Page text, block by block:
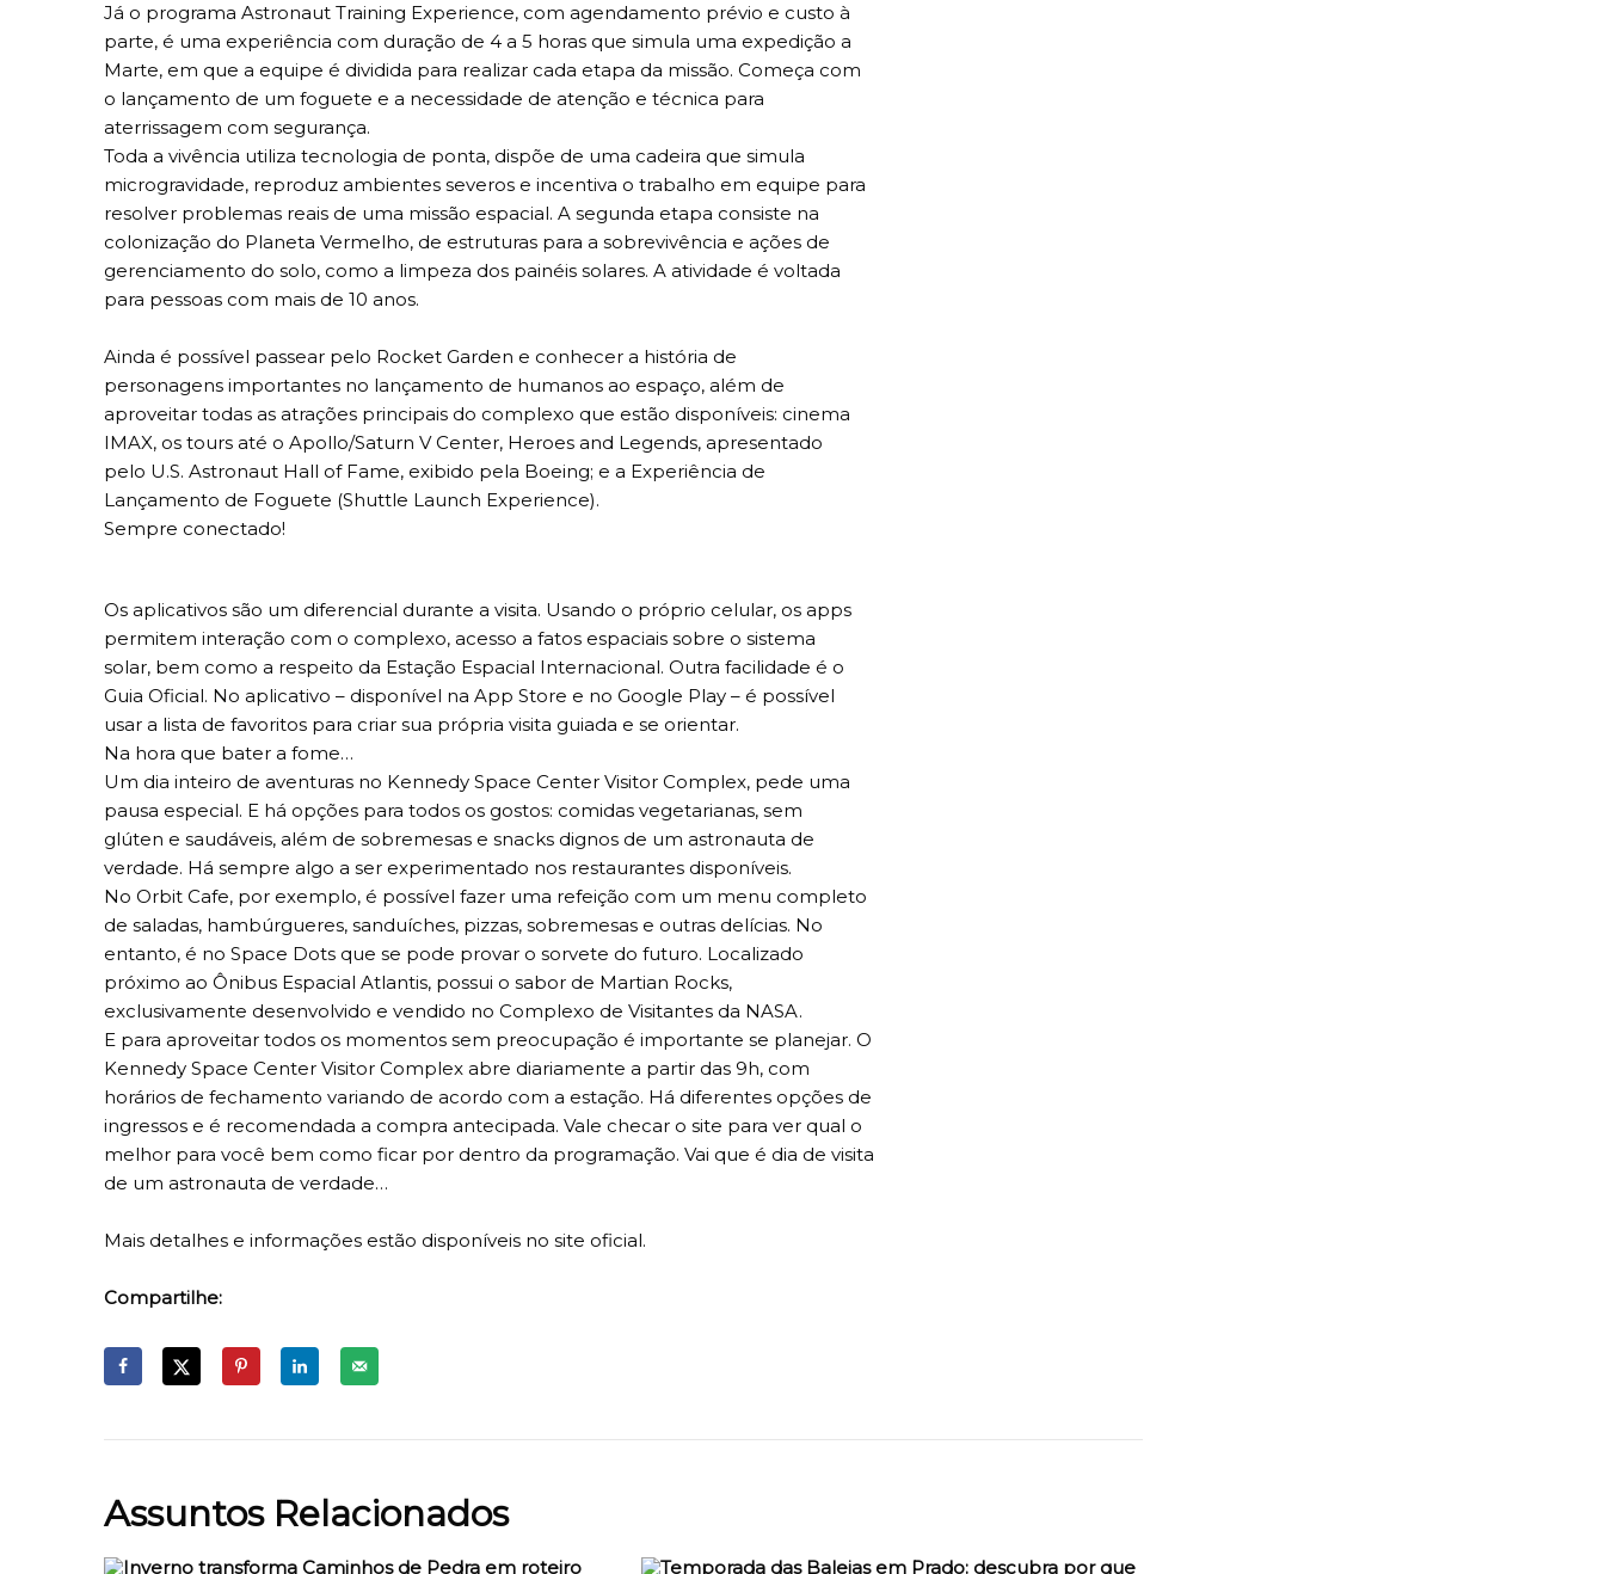
Já o programa Astronaut Training Experience, com agendamento prévio e custo à
parte, é uma experiência com duração de 4 a 5 horas que simula uma expedição a
Marte, em que a equipe é dividida para realizar cada etapa da missão. Começa com
o lançamento de um foguete e a necessidade de atenção e técnica para
aterrissagem com segurança.
Toda a vivência utiliza tecnologia de ponta, dispõe de uma cadeira que simula
microgravidade, reproduz ambientes severos e incentiva o trabalho em equipe para
resolver problemas reais de uma missão espacial. A segunda etapa consiste na
colonização do Planeta Vermelho, de estruturas para a sobrevivência e ações de
gerenciamento do solo, como a limpeza dos painéis solares. A atividade é voltada
para pessoas com mais de 10 anos.
Ainda é possível passear pelo Rocket Garden e conhecer a história de
personagens importantes no lançamento de humanos ao espaço, além de
aproveitar todas as atrações principais do complexo que estão disponíveis: cinema
IMAX, os tours até o Apollo/Saturn V Center, Heroes and Legends, apresentado
pelo U.S. Astronaut Hall of Fame, exibido pela Boeing; e a Experiência de
Lançamento de Foguete (Shuttle Launch Experience).
Sempre conectado!
Os aplicativos são um diferencial durante a visita. Usando o próprio celular, os apps
permitem interação com o complexo, acesso a fatos espaciais sobre o sistema
solar, bem como a respeito da Estação Espacial Internacional. Outra facilidade é o
Guia Oficial. No aplicativo – disponível na App Store e no Google Play – é possível
usar a lista de favoritos para criar sua própria visita guiada e se orientar.
Na hora que bater a fome…
Um dia inteiro de aventuras no Kennedy Space Center Visitor Complex, pede uma
pausa especial. E há opções para todos os gostos: comidas vegetarianas, sem
glúten e saudáveis, além de sobremesas e snacks dignos de um astronauta de
verdade. Há sempre algo a ser experimentado nos restaurantes disponíveis.
No Orbit Cafe, por exemplo, é possível fazer uma refeição com um menu completo
de saladas, hambúrgueres, sanduíches, pizzas, sobremesas e outras delícias. No
entanto, é no Space Dots que se pode provar o sorvete do futuro. Localizado
próximo ao Ônibus Espacial Atlantis, possui o sabor de Martian Rocks,
exclusivamente desenvolvido e vendido no Complexo de Visitantes da NASA.
E para aproveitar todos os momentos sem preocupação é importante se planejar. O
Kennedy Space Center Visitor Complex abre diariamente a partir das 9h, com
horários de fechamento variando de acordo com a estação. Há diferentes opções de
ingressos e é recomendada a compra antecipada. Vale checar o site para ver qual o
melhor para você bem como ficar por dentro da programação. Vai que é dia de visita
de um astronauta de verdade…
Mais detalhes e informações estão disponíveis no site oficial.
Compartilhe:
Assuntos Relacionados